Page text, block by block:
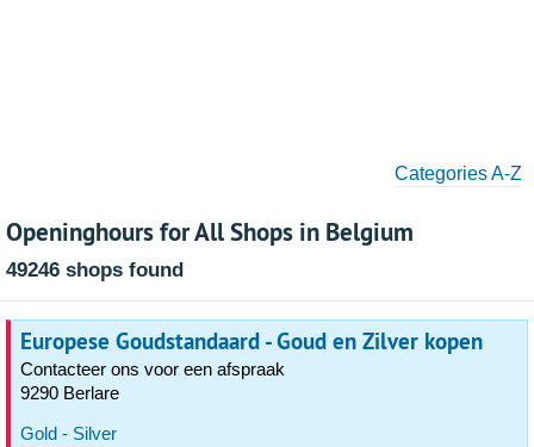
Categories A-Z
Openinghours for All Shops in Belgium
49246 shops found
Europese Goudstandaard - Goud en Zilver kopen
Contacteer ons voor een afspraak
9290 Berlare
Gold - Silver